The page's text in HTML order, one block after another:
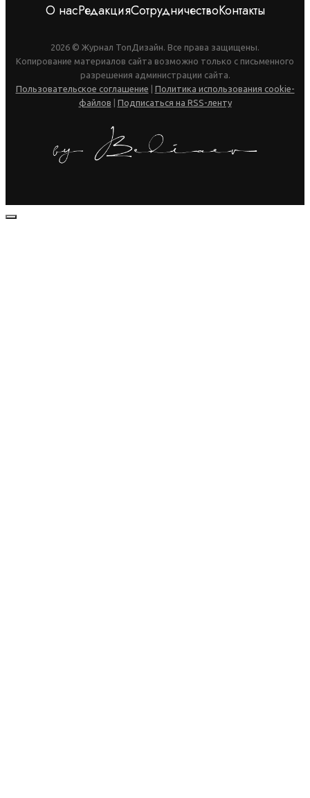
О насРедакцияСотрудничествоКонтакты
2026 © Журнал ТопДизайн. Все права защищены.
Копирование материалов сайта возможно только с письменного
разрешения администрации сайта.
Пользовательское соглашение
Политика использования cookie-
файлов
Подписаться на RSS-ленту